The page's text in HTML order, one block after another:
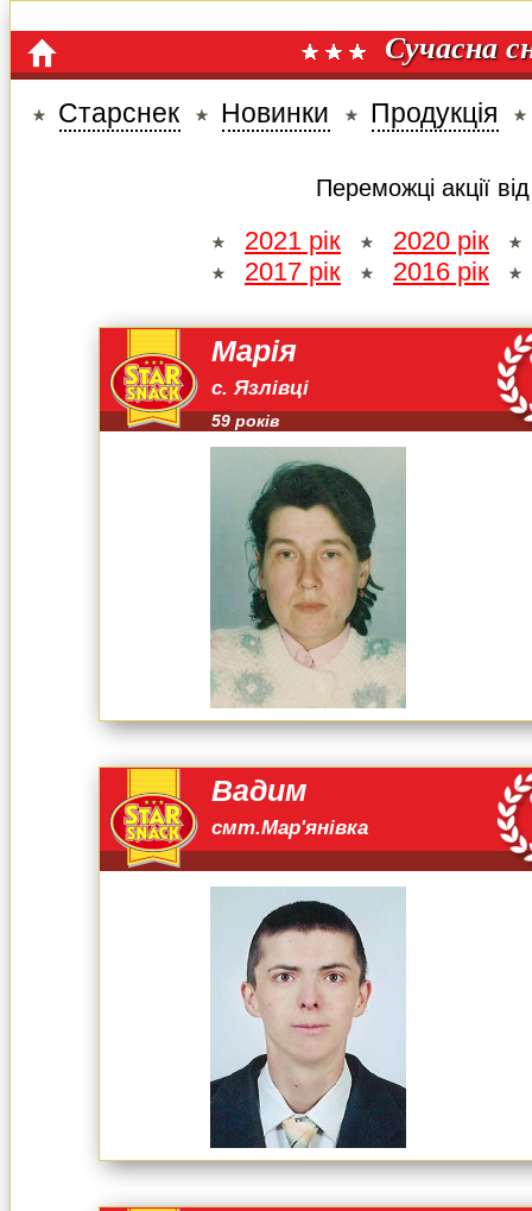
Сучасна
Старснек Новинки Продукція
Переможці акції
2021 рік
2020 рік
2017 рік
2016 рік
Марія
с. Язлівці
59 років
Вадим
смт.Мар'янівка